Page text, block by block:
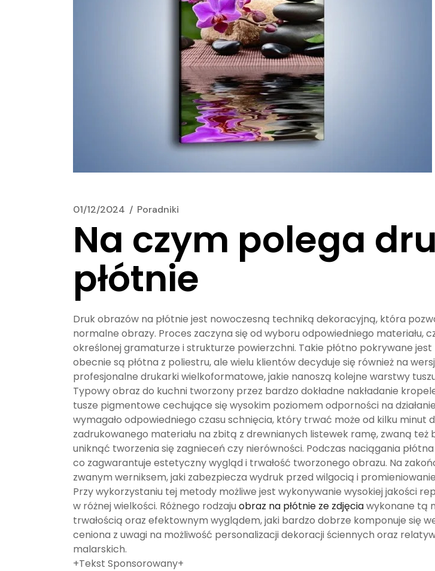
01/12/2024 Poradniki
Na czym polega
płótnie
Druk obrazów na płótnie jest nowoczesną techniką dekoracyjną, która
normalne obrazy. Proces zaczyna się od wyboru odpowiedniego materiału,
określonej gramaturze i strukturze powierzchni. Takie płótno pokrywane
obecnie są płótna z poliestru, ale wielu klientów decyduje się również na
profesjonalne drukarki wielkoformatowe, jakie nanoszą kolejne warstwy
Typowy obraz do kuchni tworzony przez bardzo dokładne nakładanie
tusze pigmentowe cechujące się wysokim poziomem odporności na
wymagało odpowiedniego czasu schnięcia, który trwać może od kilku
zadrukowanego materiału na zbitą z drewnianych listewek ramę, zwaną
uniknąć tworzenia się zagnieceń czy nierówności. Podczas naciągania
co zagwarantuje estetyczny wygląd i trwałość tworzonego obrazu. Na
zwanym werniksem, jaki zabezpiecza wydruk przed wilgocią i
Przy wykorzystaniu tej metody możliwe jest wykonywanie wysokiej jakości
w różnej wielkości. Różnego rodzaju obraz na płótnie ze zdjęciawykonane tą
trwałością oraz efektownym wyglądem, jaki bardzo dobrze komponuje się
ceniona z uwagi na możliwość personalizacji dekoracji ściennych oraz
malarskich.
+Tekst Sponsorowany+